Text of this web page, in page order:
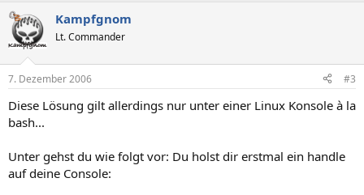
Kampfgnom
Lt. Commander
7. Dezember 2006 #3
Diese Lösung gilt allerdings nur unter einer Linux Konsole à la
bash...
Unter gehst du wie folgt vor: Du holst dir erstmal ein handle
auf deine Console: